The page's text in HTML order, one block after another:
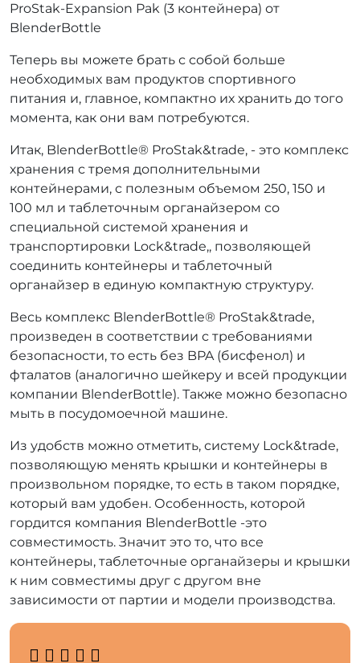
ProStak-Expansion Pak (3 контейнера) от
BlenderBottle
Теперь вы можете брать с собой больше
необходимых вам продуктов спортивного
питания и, главное, компактно их хранить до того
момента, как они вам потребуются.
Итак, BlenderBottle® ProStak&trade, - это комплекс
хранения с тремя дополнительными
контейнерами, с полезным объемом 250, 150 и
100 мл и таблеточным органайзером со
специальной системой хранения и
транспортировки Lock&trade,, позволяющей
соединить контейнеры и таблеточный
органайзер в единую компактную структуру.
Весь комплекс BlenderBottle® ProStak&trade,
произведен в соответствии с требованиями
безопасности, то есть без BPA (бисфенол) и
фталатов (аналогично шейкеру и всей продукции
компании BlenderBottle). Также можно безопасно
мыть в посудомоечной машине.
Из удобств можно отметить, систему Lock&trade,
позволяющую менять крышки и контейнеры в
произвольном порядке, то есть в таком порядке,
который вам удобен. Особенность, которой
гордится компания BlenderBottle -это
совместимость. Значит это то, что все
контейнеры, таблеточные органайзеры и крышки
к ним совместимы друг с другом вне
зависимости от партии и модели производства.